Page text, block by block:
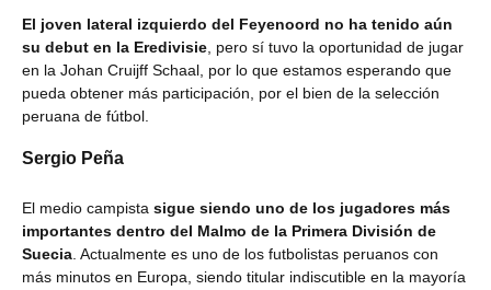
El joven lateral izquierdo del Feyenoord no ha tenido aún
su debut en la Eredivisie , pero sí tuvo la oportunidad de jugar
en la Johan Cruijff Schaal, por lo que estamos esperando que
pueda obtener más participación, por el bien de la selección
peruana de fútbol.
Sergio Peña
El medio campista sigue siendo uno de los jugadores más
importantes dentro del Malmo de la Primera División de
Suecia . Actualmente es uno de los futbolistas peruanos con
más minutos en Europa, siendo titular indiscutible en la mayoría